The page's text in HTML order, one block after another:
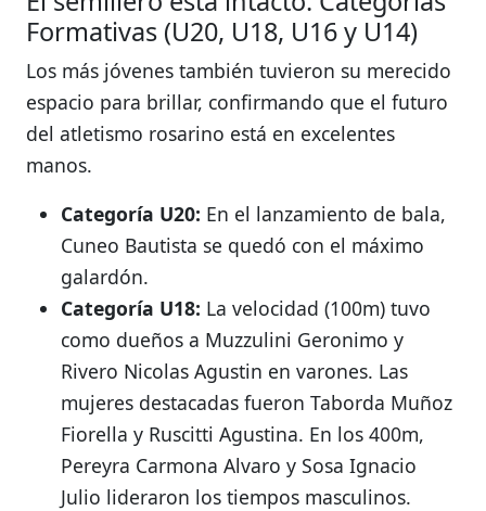
Formativas (U20, U18, U16 y U14)
Los más jóvenes también tuvieron su merecido
espacio para brillar, confirmando que el futuro
del atletismo rosarino está en excelentes
manos.
Categoría U20: En el lanzamiento de bala,
Cuneo Bautista se quedó con el máximo
galardón.
Categoría U18: La velocidad (100m) tuvo
como dueños a Muzzulini Geronimo y
Rivero Nicolas Agustin en varones. Las
mujeres destacadas fueron Taborda Muñoz
Fiorella y Ruscitti Agustina. En los 400m,
Pereyra Carmona Alvaro y Sosa Ignacio
Julio lideraron los tiempos masculinos.